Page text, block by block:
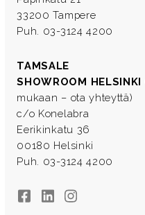
33200 Tampere
Puh. 03-3124 4200
TAMSALE
SHOWROOM HELSINKI
mukaan – ota yhteyttä)
c/o Konelabra
Eerikinkatu 36
00180 Helsinki
Puh. 03-3124 4200
FacebookLinkedInInstagram